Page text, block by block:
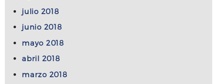
julio 2018
junio 2018
mayo 2018
abril 2018
marzo 2018